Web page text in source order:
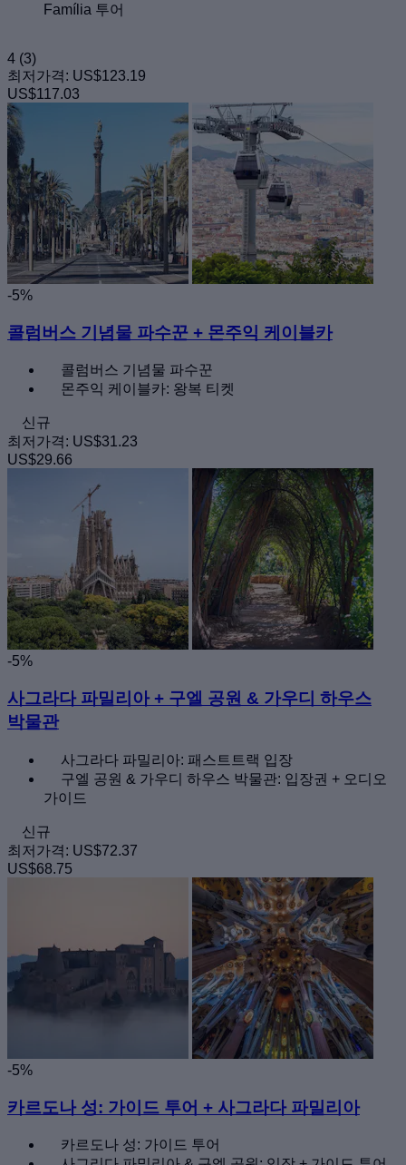
Família 투어
4 (3)
최저가격: US$123.19
US$117.03
-5%
콜럼버스 기념물 파수꾼 + 몬주익 케이블카
콜럼버스 기념물 파수꾼
몬주익 케이블카: 왕복 티켓
신규
최저가격: US$31.23
US$29.66
-5%
사그라다 파밀리아 + 구엘 공원 & 가우디 하우스
박물관
사그라다 파밀리아: 패스트트랙 입장
구엘 공원 & 가우디 하우스 박물관: 입장권 + 오디오
가이드
신규
최저가격: US$72.37
US$68.75
-5%
카르도나 성: 가이드 투어 + 사그라다 파밀리아
카르도나 성: 가이드 투어